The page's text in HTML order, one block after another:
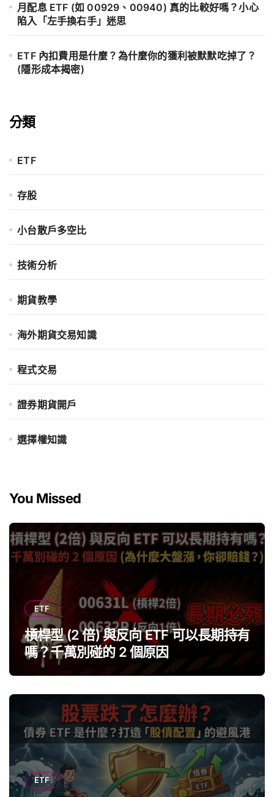
月配息 ETF (如 00929、00940) 真的比較好嗎？小心
陷入「左手換右手」迷思
ETF 內扣費用是什麼？為什麼你的獲利被默默吃掉了？
(隱形成本揭密)
分類
ETF
存股
小台散戶多空比
技術分析
期貨教學
海外期貨交易知識
程式交易
證券期貨開戶
選擇權知識
You Missed
ETF
槓桿型 (2 倍) 與反向 ETF 可以長期持有
嗎？千萬別碰的 2 個原因
ETF